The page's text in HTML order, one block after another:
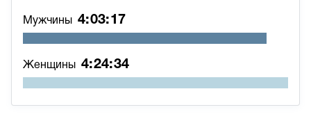
Мужчины 4:03:17
Женщины 4:24:34